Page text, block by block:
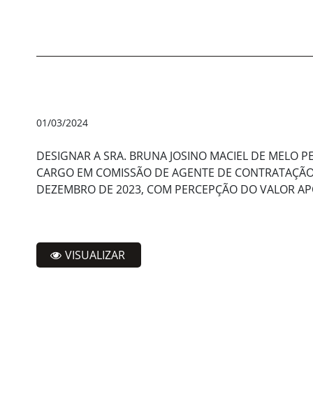
01/03/2024
DESIGNAR A SRA. BRUNA JOSINO MACIEL DE MELO
CARGO EM COMISSÃO DE AGENTE DE
DEZEMBRO DE 2023, COM PERCEPÇÃO DO VALOR
VISUALIZAR